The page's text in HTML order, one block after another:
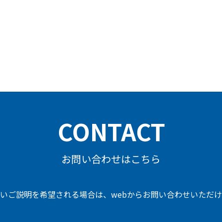
CONTACT
お問い合わせはこちら
ご説明を希望される場合は、 webからお問い合わせいただ